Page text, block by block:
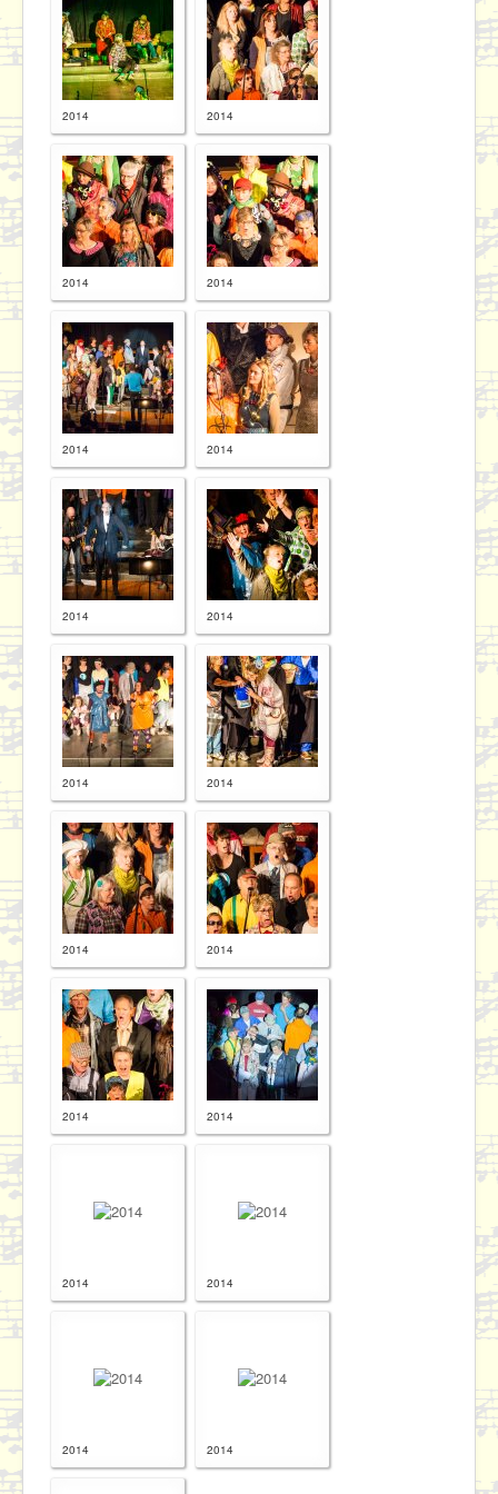
Proben
Kontakt / Datenschutz
2014 2014
2014 2014
2014 2014
2014 2014
2014 2014
2014 2014
2014 2014
2014 2014
2014 2014